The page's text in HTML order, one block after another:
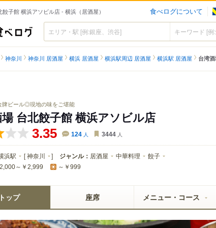
餃子館 横浜アソビル店 - 横浜（居酒屋） 食べログについて
食べログ
神奈川 神奈川 居酒屋 横浜 居酒屋 横浜駅周辺 居酒屋 横浜駅 居酒屋 台湾
牌ビール◎現地の味をご堪能
台北餃子館 横浜アソビル店
3.35 124 人 3444 人
浜駅 [神奈川 ] ジャンル： 居酒屋 中華料理 餃子
～￥2,999 ～￥999
トップ 座席 メニュー・コース